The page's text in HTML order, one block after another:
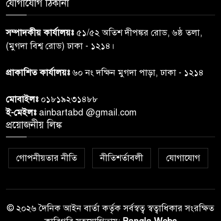
তদন্ত শেষ পর্যায়ে, দ্রুত চার্জশিট
৭
রাতের মধ্যে ঢাকাসহ ১০ অঞ্চলে
ঝড়বৃষ্টির পূর্বাভাস
৮
প্রধানমন্ত্রীর সঙ্গে দেখা করে স্বপ্নপূরণ
উপহার
৯
২০ আগস্ট রাষ্ট্রপতি নির্বাচন,
১০
যোগাযোগ ঠিকানা
সম্পাদকীয় কার্যালয়ঃ ৫১/৫২ অতিশ দীপঙ্কর রোড, ৬ষ্ঠ তলা,
(মুগদা বিশ্ব রোড) ঢাকা - ১২১৪।
প্রাকাশিত কার্যালয়ঃ৬০ নং দক্ষিন মুগদা পাড়া, ঢাকা - ১২১৪
মোবাইলঃ ০১৮১৯২৩১৪৮৮
ই-মেইলঃ ainbartabd @gmail.com
প্রয়োজনীয় লিঙ্ক
গোপনীয়তার নীতি নীতিশর্তাবলী যোগাযোগ
© ২০২৬ দৈনিক আইন বার্তা কর্তৃক সর্বস্বত্ব স্বত্বাধিকার সংরক্ষিত